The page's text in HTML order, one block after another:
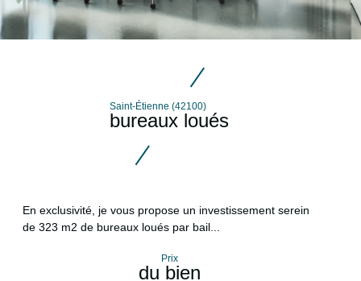
Saint-Étienne (42100)
bureaux loués
En exclusivité, je vous propose un investissement serein
de 323 m2 de bureaux loués par bail...
Prix
du bien